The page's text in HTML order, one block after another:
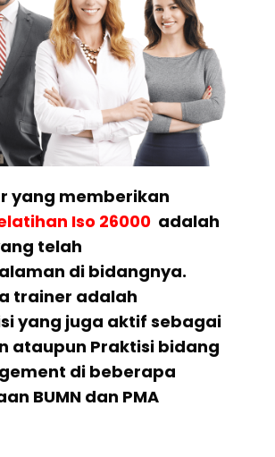
yang memberikan
Iso 26000 adalah
telah
di bidangnya.
trainer adalah
yang juga aktif sebagai
ataupun Praktisi bidang
di beberapa
BUMN dan PMA